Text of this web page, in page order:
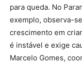
para queda. No
exemplo, observa-
crescimento em
é instável e exige
Marcelo Gomes,